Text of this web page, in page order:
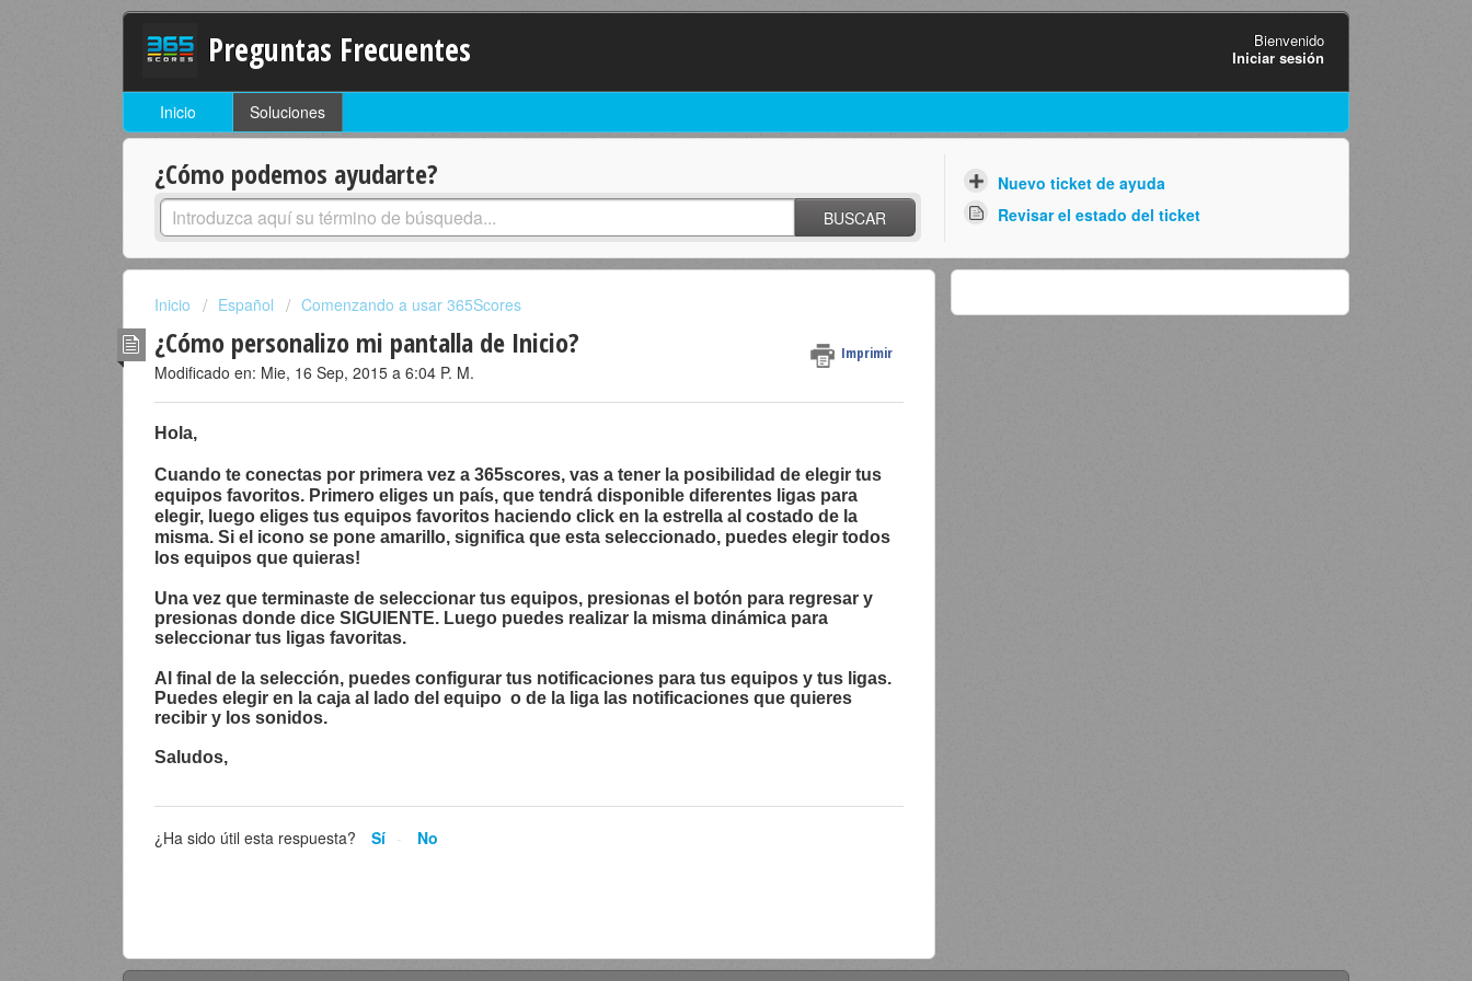
Preguntas Frecuentes
Bienvenido
Iniciar sesión
Inicio Soluciones
¿Cómo podemos ayudarte?
BUSCAR
Nuevo ticket de ayuda
Revisar el estado del ticket
Inicio Español Comenzando a usar 365Scores
¿Cómo personalizo mi pantalla de Inicio? Imprimir
Modificado en: Mie, 16 Sep, 2015 a 6:04 P. M.
Hola,
Cuando te conectas por primera vez a 365scores, vas a tener la posibilidad de elegir tus
equipos favoritos. Primero eliges un país, que tendrá disponible diferentes ligas para
elegir, luego eliges tus equipos favoritos haciendo click en la estrella al costado de la
misma. Si el icono se pone amarillo, significa que esta seleccionado, puedes elegir todos
los equipos que quieras!
Una vez que terminaste de seleccionar tus equipos, presionas el botón para regresar y
presionas donde dice SIGUIENTE. Luego puedes realizar la misma dinámica para
seleccionar tus ligas favoritas.
Al final de la selección, puedes configurar tus notificaciones para tus equipos y tus ligas.
Puedes elegir en la caja al lado del equipo o de la liga las notificaciones que quieres
recibir y los sonidos.
Saludos,
¿Ha sido útil esta respuesta? Sí No